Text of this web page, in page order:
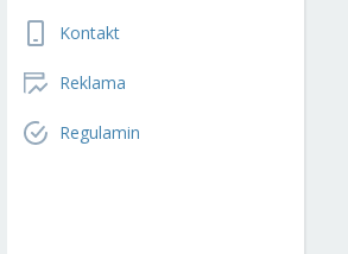
Kontakt
Reklama
Regulamin